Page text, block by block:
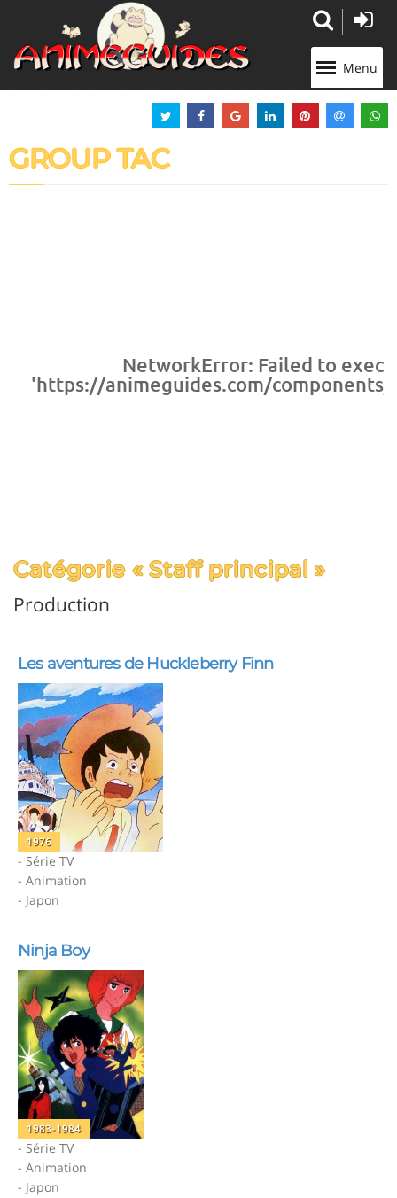
Menu
GROUP TAC
NetworkError: Failed to
'https://animeguides.com/
Catégorie « Staff principal »
Production
Les aventures de Huckleberry Finn
1976
- Série TV
- Animation
- Japon
Ninja Boy
1983-1984
- Série TV
- Animation
- Japon
Panneau de gestion des cookies